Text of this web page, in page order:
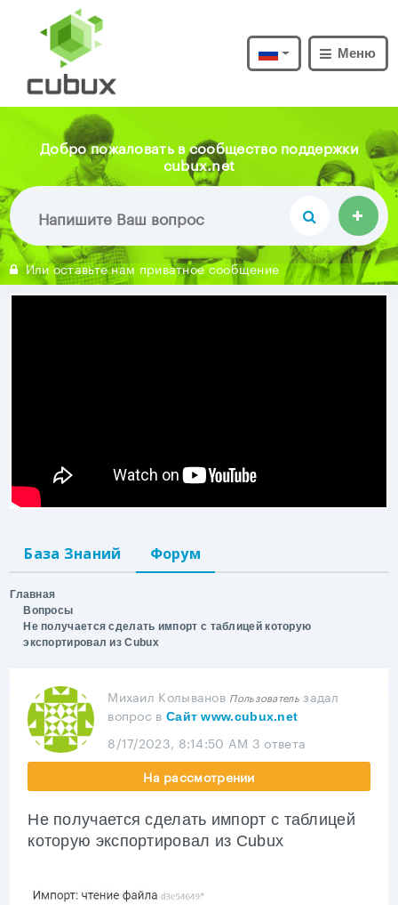
Меню
Добро пожаловать в сообщество поддержки
cubux.net
Или оставьте нам приватное сообщение
База Знаний Форум
Главная
Вопросы
Не получается сделать импорт с таблицей которую
экспортировал из Cubux
Михаил Колыванов Пользователь задал
вопрос в Сайт www.cubux.net
8/17/2023, 8:14:50 AM 3 ответа
На рассмотрении
Не получается сделать импорт с таблицей
которую экспортировал из Cubux